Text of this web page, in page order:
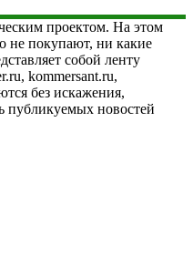
проектом. На этом
не покупают, ни какие
собой ленту
kommersant.ru,
без искажения,
публикуемых новостей